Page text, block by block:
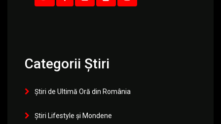
Categorii Știri
Știri de Ultimă Oră din România
Știri Lifestyle și Mondene